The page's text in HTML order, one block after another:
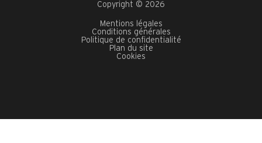
Copyright © 2026
Mentions légales
Conditions générales
Politique de confidentialité
Plan du site
Cookies